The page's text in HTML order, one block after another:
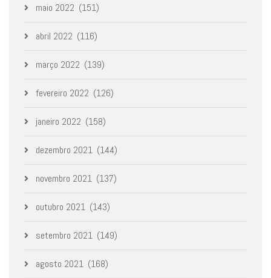
maio 2022 (151)
abril 2022 (116)
março 2022 (139)
fevereiro 2022 (126)
janeiro 2022 (158)
dezembro 2021 (144)
novembro 2021 (137)
outubro 2021 (143)
setembro 2021 (149)
agosto 2021 (168)